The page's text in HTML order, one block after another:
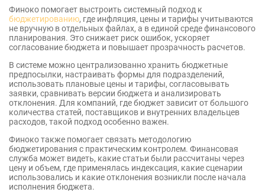
Финоко помогает выстроить системный подход к
бюджетированию, где инфляция, цены и тарифы учитываются
не вручную в отдельных файлах, а в единой среде финансового
планирования. Это снижает риск ошибок, ускоряет
согласование бюджета и повышает прозрачность расчетов.
В системе можно централизованно хранить бюджетные
предпосылки, настраивать формы для подразделений,
использовать плановые цены и тарифы, согласовывать
заявки, сравнивать версии бюджета и анализировать
отклонения. Для компаний, где бюджет зависит от большого
количества статей, поставщиков и внутренних владельцев
расходов, такой подход особенно важен.
Финоко также помогает связать методологию
бюджетирования с практическим контролем. Финансовая
служба может видеть, какие статьи были рассчитаны через
цену и объем, где применялась индексация, какие сценарии
использовались и какие отклонения возникли после начала
исполнения бюджета.